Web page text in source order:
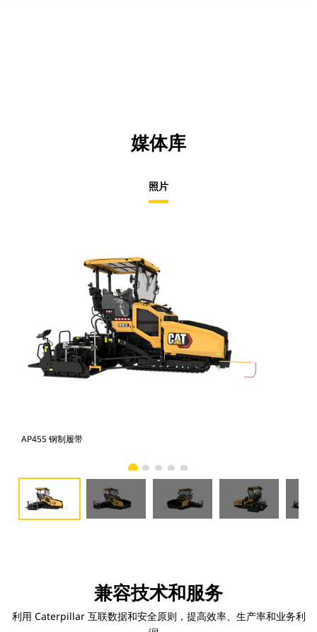
媒体库
照片
AP455 钢制履带
兼容技术和服务
利用 Caterpillar 互联数据和安全原则，提高效率、生产率和业务利